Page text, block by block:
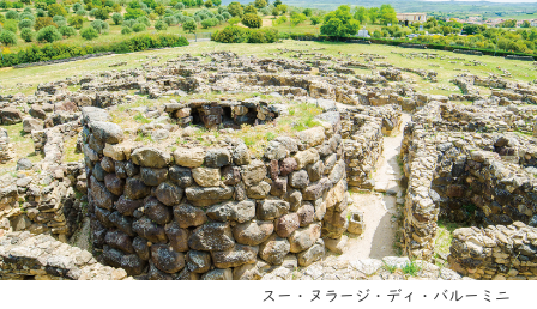
スー・ヌラージ・ディ・バルーミニ